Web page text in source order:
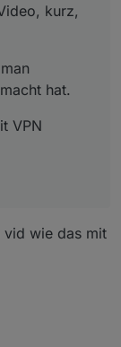
kurz,
hat.
VPN
vid wie das mit